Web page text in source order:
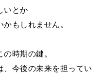
いとか
もしれません。
時期の鍵。
、今後の未来を担ってい